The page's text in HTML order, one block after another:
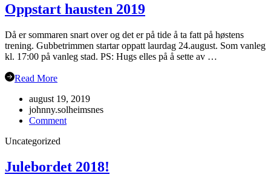
Oppstart hausten 2019
Då er sommaren snart over og det er på tide å ta fatt på høstens
trening. Gubbetrimmen startar oppatt laurdag 24.august. Som vanleg
kl. 17:00 på vanleg stad. PS: Hugs elles på å sette av …
Read More
august 19, 2019
johnny.solheimsnes
Commenton
Uncategorized
Julebordet 2018!